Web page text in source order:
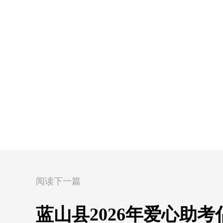
阅读下一篇
蓝山县2026年爱心助考